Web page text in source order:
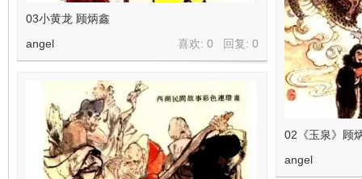
03小黄龙 顾炳鑫
喜欢: 0 回复: 0
angel
02《玉泉》顾
angel